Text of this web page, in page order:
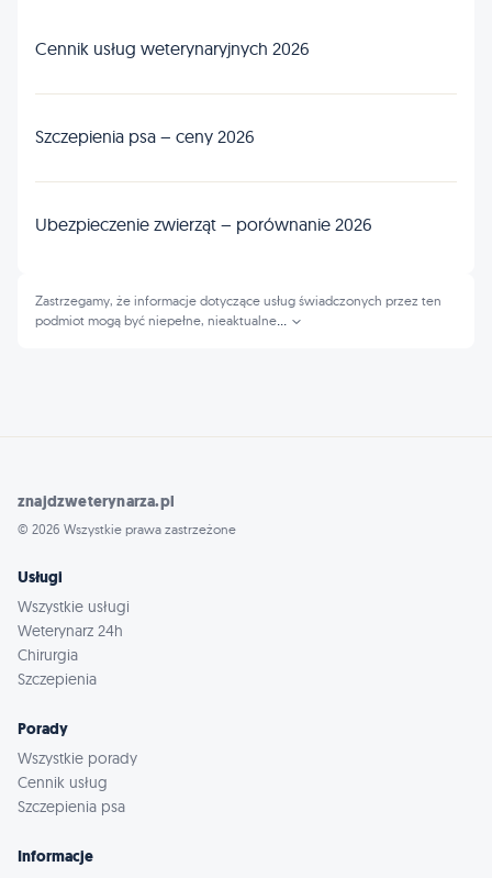
Cennik usług weterynaryjnych 2026
Szczepienia psa – ceny 2026
Ubezpieczenie zwierząt – porównanie 2026
Zastrzegamy, że informacje dotyczące usług świadczonych przez ten
podmiot mogą być niepełne, nieaktualne
znajdzweterynarza.pl
© 2026 Wszystkie prawa zastrzeżone
Usługi
Wszystkie usługi
Weterynarz 24h
Chirurgia
Szczepienia
Porady
Wszystkie porady
Cennik usług
Szczepienia psa
Informacje